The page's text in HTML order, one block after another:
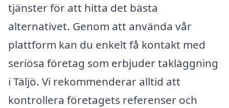
tjänster för att hitta det bästa
alternativet. Genom att använda vår
plattform kan du enkelt få kontakt med
seriösa företag som erbjuder takläggning
i Täljö. Vi rekommenderar alltid att
kontrollera företagets referenser och